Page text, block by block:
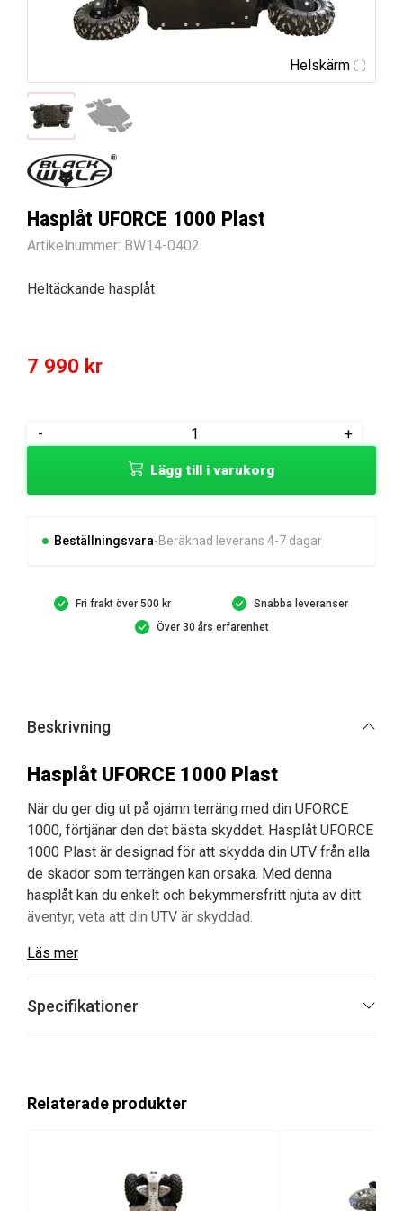
Helskärm
Hasplåt UFORCE 1000 Plast
Artikelnummer: BW14-0402
Heltäckande hasplåt
7 990 kr
-
Hasplåt
UFORCE
Plast
+
Lägg till i varukorg
Beställningsvara Beräknad leverans 4-7 dagar
Fri frakt över 500 kr
Snabba leveranser
Över 30 års erfarenhet
Beskrivning
Hasplåt UFORCE 1000 Plast
När du ger dig ut på ojämn terräng med din UFORCE
1000, förtjänar den det bästa skyddet. Hasplåt UFORCE
1000 Plast är designad för att skydda din UTV från alla
de skador som terrängen kan orsaka. Med denna
hasplåt kan du enkelt och bekymmersfritt njuta av ditt
äventyr, veta att din UTV är skyddad.
Fördelar med Hasplåt UFORCE 1000
Flexibilitet:Designad för att lätt glida över hinder,
UFORCE 1000, vilket garanterar enkel installation
och perfekt passform.
Läs mer
Specifikationer
Relaterade produkter